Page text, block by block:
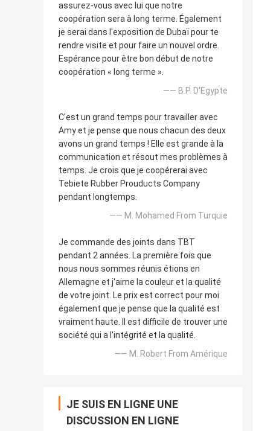
assurez-vous avec lui que notre
coopération sera à long terme. Également
je serai dans l'exposition de Dubaï pour te
rendre visite et pour faire un nouvel ordre.
Espérance pour être bon début de notre
coopération « long terme ».
—— B.P. D'Egypte
C'est un grand temps pour travailler avec
Amy et je pense que nous chacun des deux
avons un grand temps ! Elle est grande à la
communication et résout mes problèmes à
temps. Je crois que je coopérerai avec
Tebiete Rubber Prouducts Company
pendant longtemps.
—— M. Mohamed From Turquie
Je commande des joints dans TBT
pendant 2 années. La première fois que
nous nous sommes réunis étions en
Allemagne et j'aime la couleur et la qualité
de votre joint. Le prix est correct pour moi
également que je pense que la qualité est
vraiment haute. Il est difficile de trouver une
société qui a l'intégrité et la qualité.
—— M. Robert From Amérique
JE SUIS EN LIGNE UNE
DISCUSSION EN LIGNE